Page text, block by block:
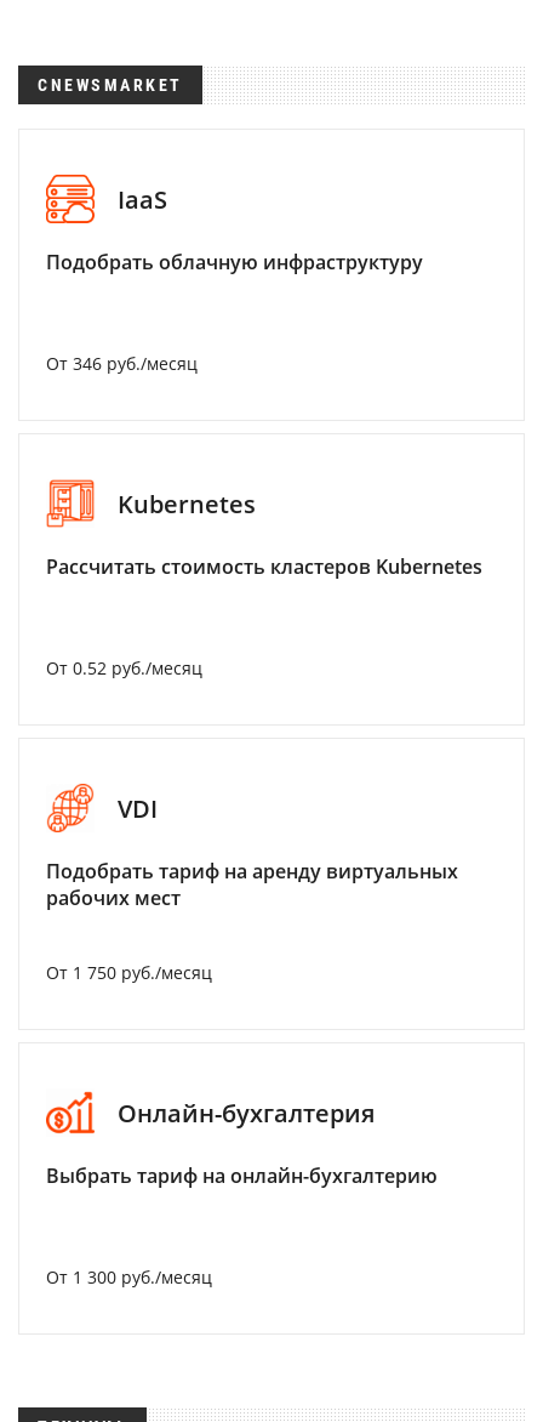
CNEWSMARKET
IaaS
Подобрать облачную инфраструктуру
От 346 руб./месяц
Kubernetes
Рассчитать стоимость кластеров Kubernetes
От 0.52 руб./месяц
VDI
Подобрать тариф на аренду виртуальных
рабочих мест
От 1 750 руб./месяц
Онлайн-бухгалтерия
Выбрать тариф на онлайн-бухгалтерию
От 1 300 руб./месяц